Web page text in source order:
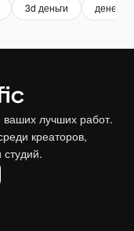
3d деньги
лучших работ.
креаторов,
студий.